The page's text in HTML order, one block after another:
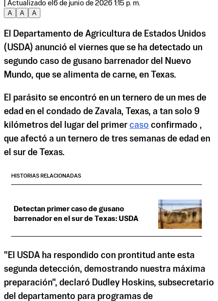
| Actualizado el 6 de junio de 2026 1:15 p. m.
A
A A
El Departamento de Agricultura de Estados Unidos
(USDA) anunció el viernes que se ha detectado un
segundo caso de gusano barrenador del Nuevo
Mundo, que se alimenta de carne, en Texas.
El parásito se encontró en un ternero de un mes de
edad en el condado de Zavala, Texas, a tan solo 9
kilómetros del lugar del primer caso confirmado ,
que afectó a un ternero de tres semanas de edad en
el sur de Texas.
HISTORIAS RELACIONADAS
Detectan primer caso de gusano
barrenador en el sur de Texas: USDA
"El USDA ha respondido con prontitud ante esta
segunda detección, demostrando nuestra máxima
preparación", declaró Dudley Hoskins, subsecretario
del departamento para programas de